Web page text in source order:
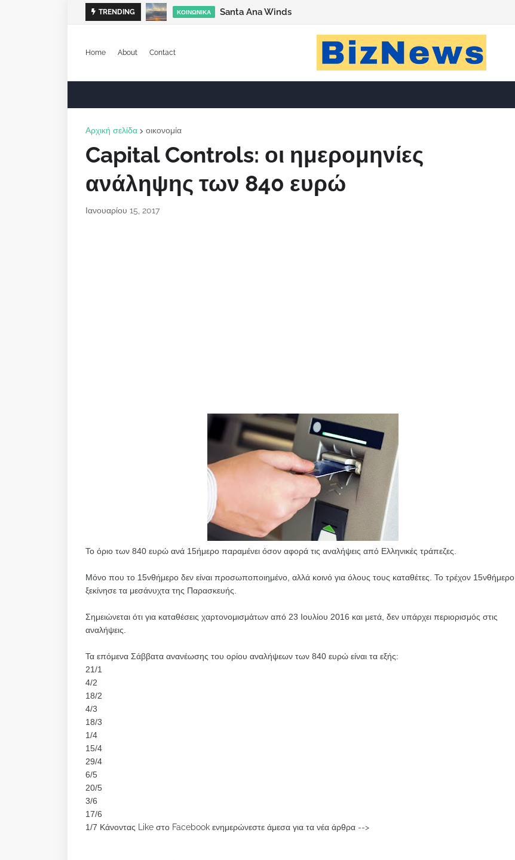
TRENDING ΚΟΙΝΩΝΙΚΆ Santa Ana Winds
Home About Contact
Αρχική σελίδα οικονομία
Capital Controls: οι ημερομηνίες
ανάληψης των 840 ευρώ
Ιανουαρίου 15, 2017
Το όριο των 840 ευρώ ανά 15ήμερο παραμένει όσον αφορά τις αναλήψεις από Ελληνικές τράπεζες.
Μόνο που το 15νθήμερο δεν είναι προσωποποιημένο, αλλά κοινό για όλους τους καταθέτες. Το τρέχον 15νθήμερο
ξεκίνησε τα μεσάνυχτα της Παρασκευής.
Σημειώνεται ότι για καταθέσεις χαρτονομισμάτων από 23 Ιουλίου 2016 και μετά, δεν υπάρχει περιορισμός στις
αναλήψεις.
Τα επόμενα Σάββατα ανανέωσης του ορίου αναλήψεων των 840 ευρώ είναι τα εξής:
21/1
4/2
18/2
4/3
18/3
1/4
15/4
29/4
6/5
20/5
3/6
17/6
1/7 Κάνοντας Like στο Facebook ενημερώνεστε άμεσα για τα νέα άρθρα -->